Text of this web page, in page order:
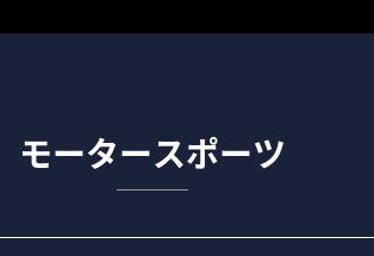
モータースポーツ